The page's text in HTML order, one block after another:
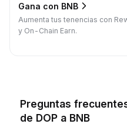
Gana con BNB
Aumenta tus tenencias con
y On-Chain Earn.
Preguntas
de DOP a BNB